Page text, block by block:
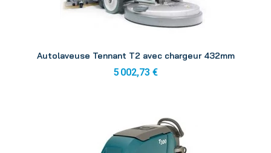
Autolaveuse Tennant T2 avec chargeur 432mm
5 002,73 €